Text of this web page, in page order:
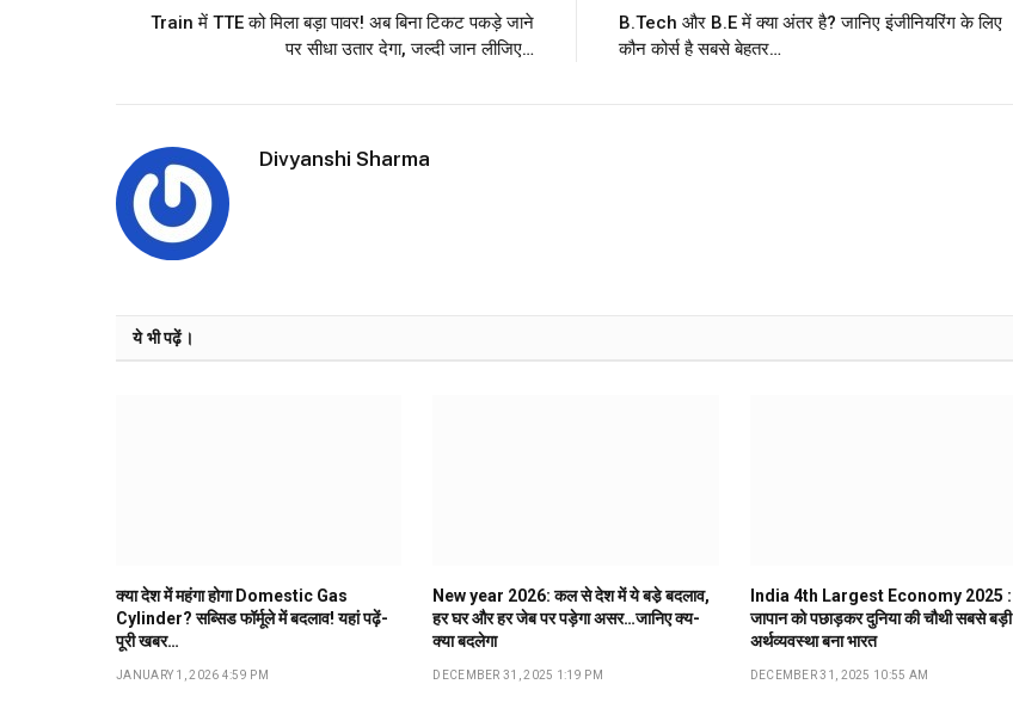
Train में TTE को मिला बड़ा पावर! अब बिना टिकट पकड़े जाने
पर सीधा उतार देगा, जल्दी जान लीजिए…
B.Tech और B.E में क्या अंतर है? जानिए इंजीनियरिंग के लिए
कौन कोर्स है सबसे बेहतर…
Divyanshi Sharma
ये भी पढ़ें।
क्या देश में महंगा होगा Domestic Gas
Cylinder? सब्सिड फॉर्मूले में बदलाव! यहां पढ़ें-
पूरी खबर…
JANUARY 1, 2026 4:59 PM
New year 2026: कल से देश में ये बडे़ बदलाव,
हर घर और हर जेब पर पड़ेगा असर…जानिए क्य-
क्या बदलेगा
DECEMBER 31, 2025 1:19 PM
India 4th Largest Economy 2025 :
जापान को पछाड़कर दुनिया की चौथी सबसे बड़ी
अर्थव्यवस्था बना भारत
DECEMBER 31, 2025 10:55 AM